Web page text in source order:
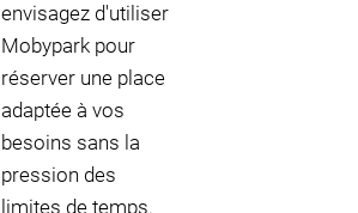
envisagez d'utiliser
Mobypark pour
réserver une place
adaptée à vos
besoins sans la
pression des
limites de temps.